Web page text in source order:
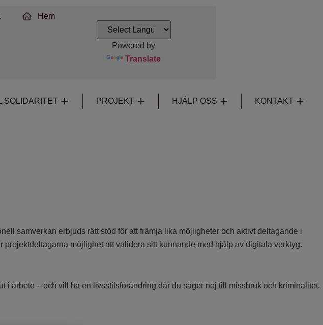
Hem
Powered by
Translate
SOLIDARITET PROJEKT HJÄLP OSS KONTAKT
samverkan erbjuds rätt stöd för att främja lika möjligheter och aktivt deltagande i
möjlighet att validera sitt kunnande med hjälp av digitala verktyg.
i arbete – och vill ha en livsstilsförändring där du säger nej till missbruk och kriminalitet.